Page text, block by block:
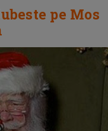
pe Mos